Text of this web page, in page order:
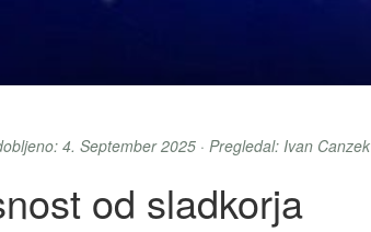
4. September 2025 · Pregledal: Ivan Canzek
od sladkorja